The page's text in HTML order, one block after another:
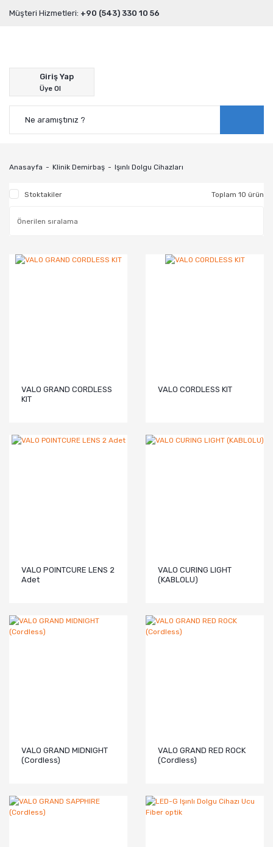
Müşteri Hizmetleri: +90 (543) 330 10 56
Giriş Yap
Üye Ol
Anasayfa Klinik Demirbaş Işınlı Dolgu Cihazları
Stoktakiler Toplam 10 ürün
VALO GRAND CORDLESS
KIT
VALO CORDLESS KIT
VALO POINTCURE LENS 2
Adet
VALO CURING LIGHT
(KABLOLU)
VALO GRAND MIDNIGHT
(Cordless)
VALO GRAND RED ROCK
(Cordless)